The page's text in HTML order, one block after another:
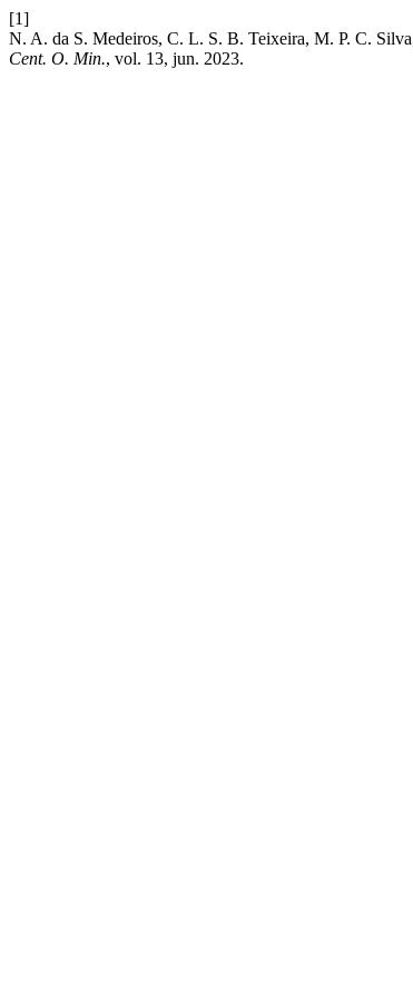
[1]
N. A. da S. Medeiros, C. L. S. B. Teixeira, M. P. C.
Cent. O. Min., vol. 13, jun. 2023.